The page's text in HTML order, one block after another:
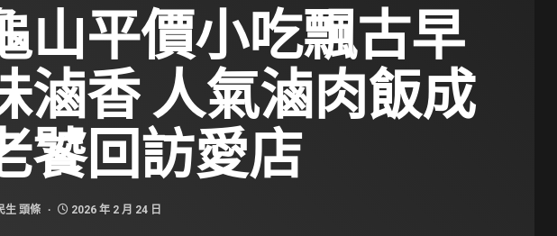
山平價小吃飄古早
滷香 人氣滷肉飯成
饕回訪愛店
生 頭條 2026 年 2 月 24 日